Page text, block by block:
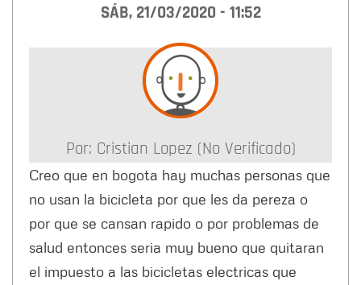
SÁB, 21/03/2020 - 11:52
Por: Cristian Lopez (no Verificado)
Creo que en bogota hay muchas personas que
no usan la bicicleta por que les da pereza o
por que se cansan rapido o por problemas de
salud entonces seria muy bueno que quitaran
el impuesto a las bicicletas electricas que